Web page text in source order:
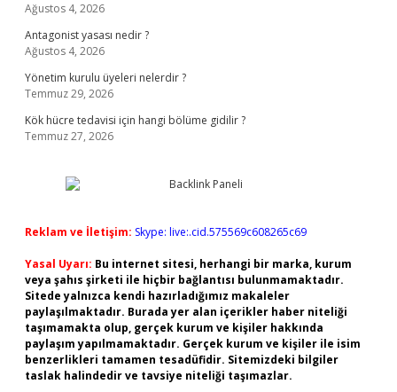
Ağustos 4, 2026
Antagonist yasası nedir ?
Ağustos 4, 2026
Yönetim kurulu üyeleri nelerdir ?
Temmuz 29, 2026
Kök hücre tedavisi için hangi bölüme gidilir ?
Temmuz 27, 2026
Reklam ve İletişim: Skype: live:.cid.575569c608265c69
Yasal Uyarı: Bu internet sitesi, herhangi bir marka, kurum
veya şahıs şirketi ile hiçbir bağlantısı bulunmamaktadır.
Sitede yalnızca kendi hazırladığımız makaleler
paylaşılmaktadır. Burada yer alan içerikler haber niteliği
taşımamakta olup, gerçek kurum ve kişiler hakkında
paylaşım yapılmamaktadır. Gerçek kurum ve kişiler ile isim
benzerlikleri tamamen tesadüfidir. Sitemizdeki bilgiler
taslak halindedir ve tavsiye niteliği taşımazlar.